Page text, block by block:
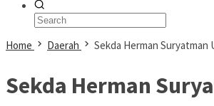
Home Daerah Sekda Herman Suryatman
Sekda Herman